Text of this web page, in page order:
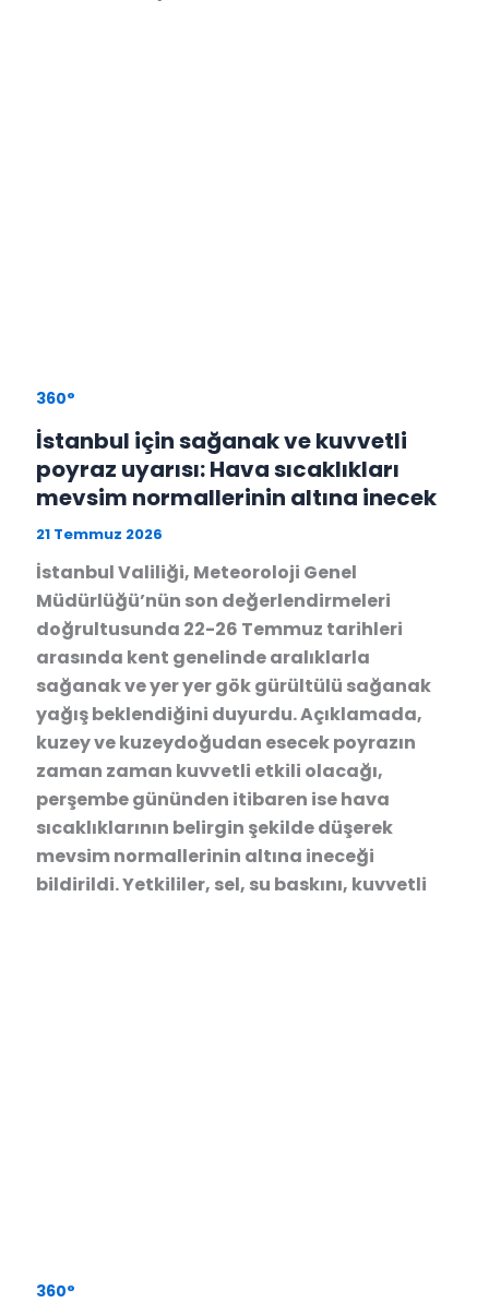
360°
İstanbul için sağanak ve kuvvetli
poyraz uyarısı: Hava sıcaklıkları
mevsim normallerinin altına inecek
21 Temmuz 2026
İstanbul Valiliği, Meteoroloji Genel
Müdürlüğü’nün son değerlendirmeleri
doğrultusunda 22-26 Temmuz tarihleri
arasında kent genelinde aralıklarla
sağanak ve yer yer gök gürültülü sağanak
yağış beklendiğini duyurdu. Açıklamada,
kuzey ve kuzeydoğudan esecek poyrazın
zaman zaman kuvvetli etkili olacağı,
perşembe gününden itibaren ise hava
sıcaklıklarının belirgin şekilde düşerek
mevsim normallerinin altına ineceği
bildirildi. Yetkililer, sel, su baskını, kuvvetli
360°